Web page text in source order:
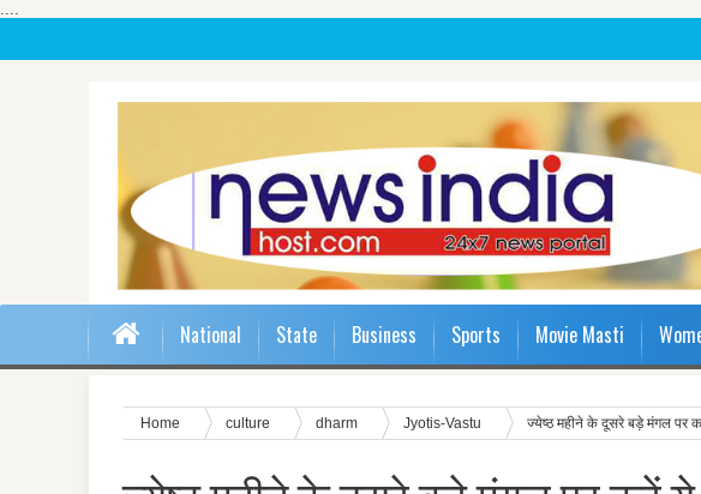
....
National State Business Sports Movie Masti
Home culture dharm Jyotis-Vastu ज्येष्ठ महीने के दूसरे बड़े मंगल पर